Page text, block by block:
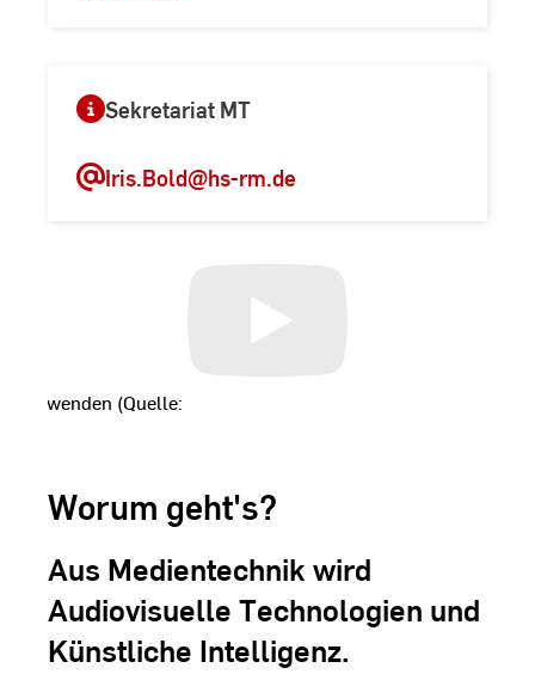
Sekretariat MT
Iris.Bold@hs-rm.de
verwenden (Quelle:
übertragen oder
werden könnten. Weitere
Sie in unserer
.
Worum geht's?
Aus Medientechnik wird
Audiovisuelle Technologien und
Künstliche Intelligenz.